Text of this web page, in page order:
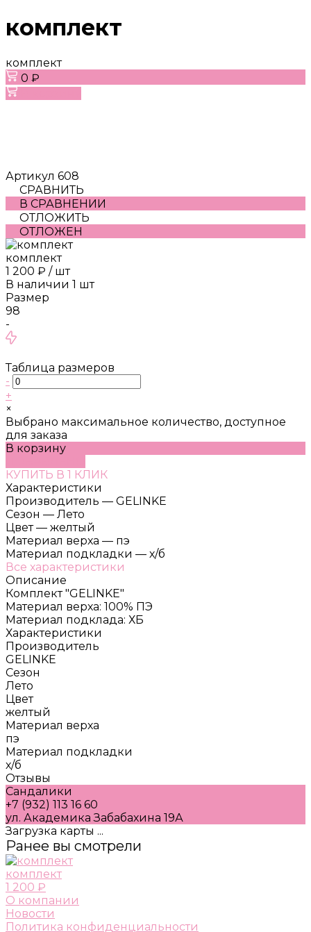
комплект
комплект
0 ₽
Артикул 608
СРАВНИТЬ
В СРАВНЕНИИ
ОТЛОЖИТЬ
ОТЛОЖЕН
комплект
1 200 ₽ / шт
В наличии 1 шт
Размер
98
-
Таблица размеров
-
+
×
Выбрано максимальное количество, доступное
для заказа
В корзину
КУПИТЬ В 1 КЛИК
Характеристики
Производитель — GELINKE
Сезон — Лето
Цвет — желтый
Материал верха — пэ
Материал подкладки — х/б
Все характеристики
Описание
Комплект "GELINKE"
Материал верха: 100% ПЭ
Материал подклада: ХБ
Характеристики
Производитель
GELINKE
Сезон
Лето
Цвет
желтый
Материал верха
пэ
Материал подкладки
х/б
Отзывы
Сандалики
+7 (932) 113 16 60
ул. Академика Забабахина 19А
Загрузка карты ...
Ранее вы смотрели
комплект
1 200 ₽
О компании
Новости
Политика конфиденциальности